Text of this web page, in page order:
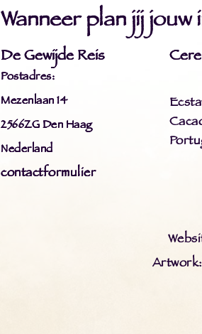
Wanneer plan jij
De Gewijde Reis
Postadres:
Mezenlaan 14
2566ZG Den Haag
Nederland
contactformulier
Artwork: